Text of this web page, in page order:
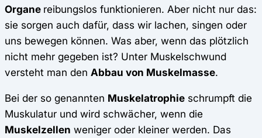
Organe reibungslos funktionieren. Aber nicht nur das:
sie sorgen auch dafür, dass wir lachen, singen oder
uns bewegen können. Was aber, wenn das plötzlich
nicht mehr gegeben ist? Unter Muskelschwund
versteht man den Abbau von Muskelmasse.
Bei der so genannten Muskelatrophie schrumpft die
Muskulatur und wird schwächer, wenn die
Muskelzellen weniger oder kleiner werden. Das